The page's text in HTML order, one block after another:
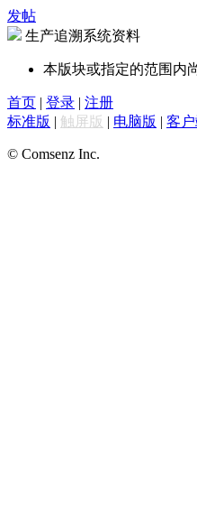
发帖
生产追溯系统资料
本版块或指定的范围内
首页 | 登录 | 注册
标准版 | 触屏版 | 电脑版 | 客
© Comsenz Inc.